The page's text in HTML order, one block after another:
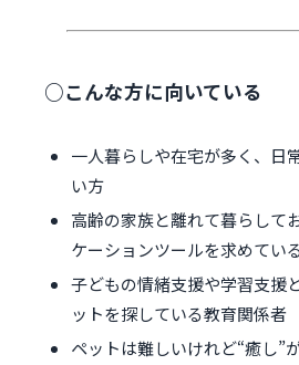
○こんな方に向いている
一人暮らしや在宅が多く、日
い方
高齢の家族と離れて暮らして
ケーションツールを求めてい
子どもの情緒支援や学習支援
ットを探している教育関係者
ペットは難しいけれど“癒し”